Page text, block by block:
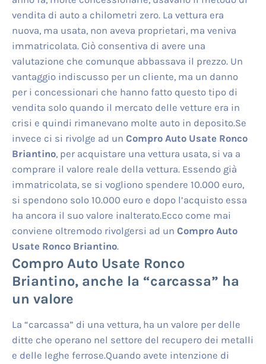
vendita di auto a chilometri zero. La vettura era
nuova, ma usata, non aveva proprietari, ma veniva
immatricolata. Ciò consentiva di avere una
valutazione che comunque abbassava il prezzo. Un
vantaggio indiscusso per un cliente, ma un danno
per i concessionari che hanno fatto questo tipo di
vendita solo quando il mercato delle vetture era in
crisi e quindi rimanevano molte auto in deposito.Se
invece ci si rivolge ad un Compro Auto Usate Ronco
Briantino, per acquistare una vettura usata, si va a
comprare il valore reale della vettura. Essendo già
immatricolata, se si vogliono spendere 10.000 euro,
si spendono solo 10.000 euro e dopo l’acquisto essa
ha ancora il suo valore inalterato.Ecco come mai
conviene oltremodo rivolgersi ad un Compro Auto
Usate Ronco Briantino.
Compro Auto Usate Ronco
Briantino, anche la “carcassa” ha
un valore
La “carcassa” di una vettura, ha un valore per delle
ditte che operano nel settore del recupero dei metalli
e delle leghe ferrose.Quando avete intenzione di